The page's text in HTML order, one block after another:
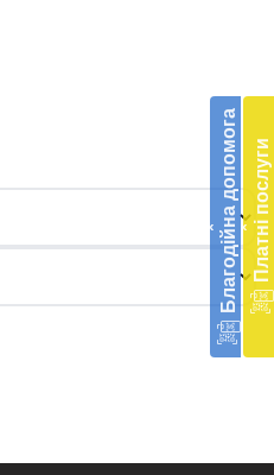
‹ Благодійна допомогав
‹ Платні послуги